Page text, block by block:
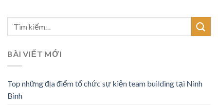
BÀI VIẾT MỚI
Top những địa điểm tổ chức sự kiện team building tại Ninh
Bình